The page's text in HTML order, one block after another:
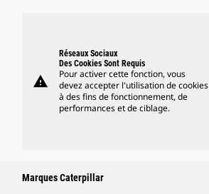
warning
Réseaux Sociaux
Des Cookies Sont Requis
Pour activer cette fonction, vous
devez accepter l'utilisation de cookies
à des fins de fonctionnement, de
performances et de ciblage.
Marques Caterpillar